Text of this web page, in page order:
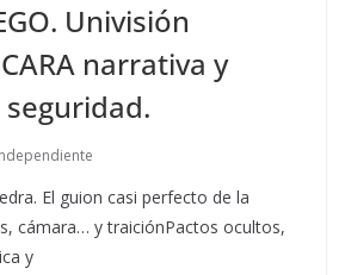
Univisión
narrativa y
El guion casi perfecto de la
cámara… y traiciónPactos ocultos,
y